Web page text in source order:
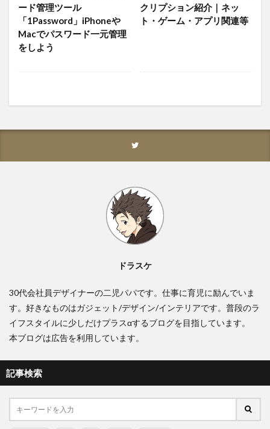
ード管理ツール
「1Password」iPhoneや
Macでパスワード一元管理
をしよう
クリプション紹介｜ネッ
ト・ゲーム・アプリ関連等
ドラスケ
30代会社員デザイナーの二児パパです。仕事に育児に励んでいま
す。好きなものはガジェット/デザイン/インテリアです。普段のラ
イフスタイルに少しだけプラスαするブログを目指しています。
本ブログは広告を利用しています。
記事検索